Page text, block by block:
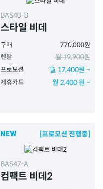
BAS40-B
스타일 비데
구매
770,000원
렌탈
월 19,900원
프로모션 월 17,400원 ~
제휴카드 월 2,400 원 ~
[프로모션 진행중]
BAS47-A
컴팩트 비데2